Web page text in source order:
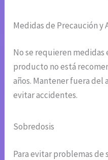
Medidas de Precaución y
No se requieren medidas
producto no está
años. Mantener fuera del
evitar accidentes.
Sobredosis
Para evitar problemas